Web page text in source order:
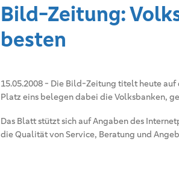
Bild-Zeitung:
besten
15.05.2008 - Die Bild-Zeitung titelt heute auf
Platz eins belegen dabei die Volksbanken,
Das Blatt stützt sich auf Angaben des
die Qualität von Service, Beratung und